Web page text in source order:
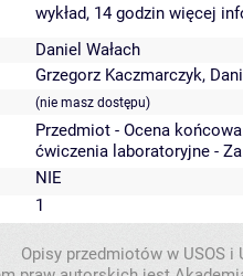
wykład, 14 godzin więcej
Daniel Wałach
Grzegorz Kaczmarczyk,
(nie masz dostępu)
Przedmiot - Ocena
ćwiczenia laboratoryjne -
NIE
1
Opisy przedmiotów w USOS